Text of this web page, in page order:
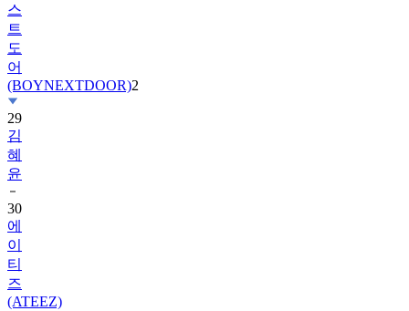
스
트
도
어
(BOYNEXTDOOR)2
29
김
혜
윤
30
에
이
티
즈
(ATEEZ)